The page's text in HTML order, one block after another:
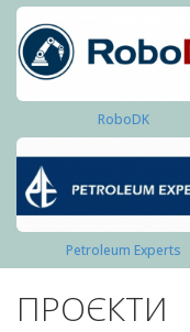
RoboDK
Petroleum Experts
ПРОЄКТИ